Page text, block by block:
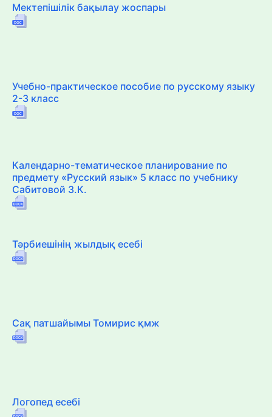
Мектепішілік бақылау жоспары
Учебно-практическое пособие по русскому языку
2-3 класс
Календарно-тематическое планирование по
предмету «Русский язык» 5 класс по учебнику
Сабитовой З.К.
Тәрбиешінің жылдық есебі
Сақ патшайымы Томирис қмж
Логопед есебі